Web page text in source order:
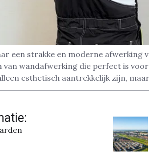
een strakke en moderne afwerking
van wandafwerking die perfect is
esthetisch aantrekkelijk zijn,